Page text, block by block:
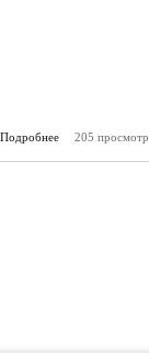
Подробнее
о
205